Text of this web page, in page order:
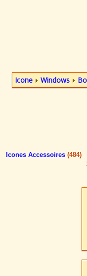
Icone Windows
Icones Accessoires (484)